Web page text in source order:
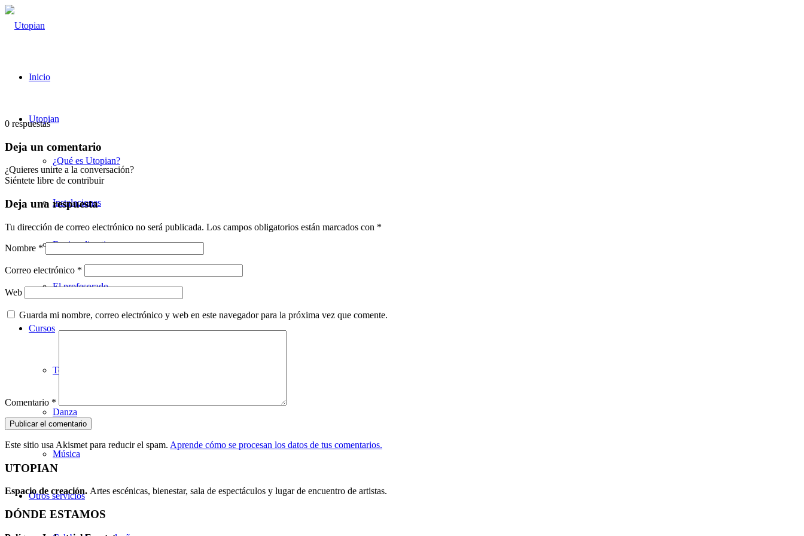
Inicio
Utopian
¿Qué es Utopian?
Instalaciones
Equipo directivo
El profesorado
Cursos
Teatro
Danza
Música
Otros servicios
0 respuestas
Deja un comentario
¿Quieres unirte a la conversación?
Siéntete libre de contribuir
Deja una respuesta
Tu dirección de correo electrónico no será publicada. Los campos obligatorios están marcados con *
Nombre *
Correo electrónico *
Web
Guarda mi nombre, correo electrónico y web en este navegador para la próxima vez que comente.
Comentario *
Este sitio usa Akismet para reducir el spam. Aprende cómo se procesan los datos de tus comentarios.
UTOPIAN
Espacio de creación. Artes escénicas, bienestar, sala de espectáculos y lugar de encuentro de artistas.
DÓNDE ESTAMOS